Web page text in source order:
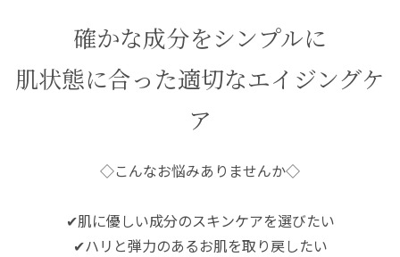
確かな成分をシンプルに
肌状態に合った適切なエイジングケ
ア
◇こんなお悩みありませんか◇
✔肌に優しい成分のスキンケアを選びたい
✔ハリと弾力のあるお肌を取り戻したい